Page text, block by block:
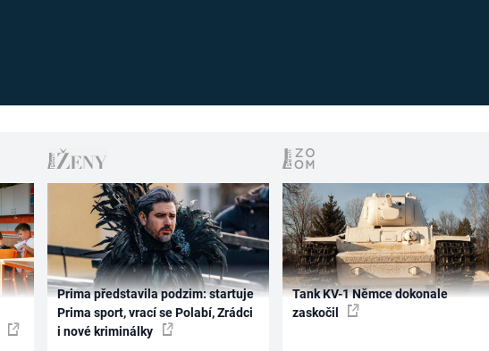
Prima představila podzim: startuje
Prima sport, vrací se Polabí, Zrádci
i nové kriminálky
Tank KV-1 Němce dokonale
zaskočil